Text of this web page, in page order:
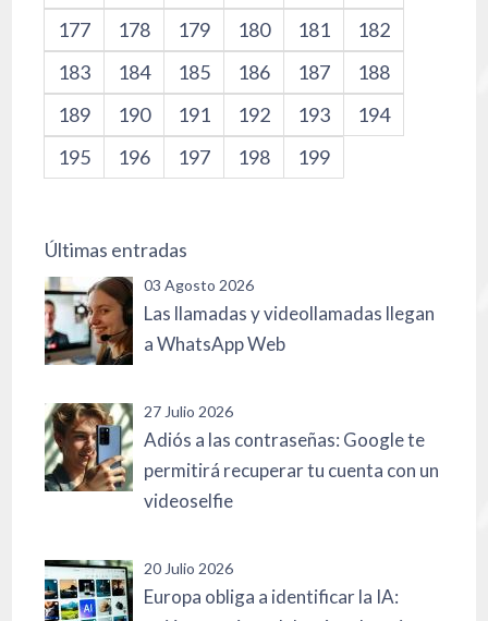
177
178 179 180 181
182
183
184 185 186 187
188
189
190 191 192 193
194
195
196 197 198 199
Últimas entradas
03 Agosto 2026
Las llamadas y videollamadas llegan
a WhatsApp Web
27 Julio 2026
Adiós a las contraseñas: Google te
permitirá recuperar tu cuenta con un
videoselfie
20 Julio 2026
Europa obliga a identificar la IA: